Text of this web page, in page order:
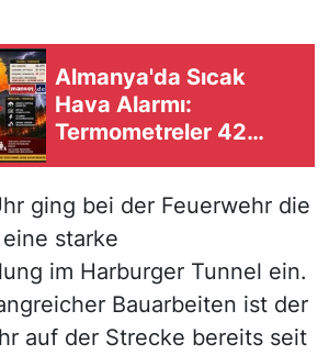
Almanya'da Sıcak
Hava Alarmı:
Termometreler 42
ging bei der Feuerwehr die
starke
im Harburger Tunnel ein.
Bauarbeiten ist der
auf der Strecke bereits seit